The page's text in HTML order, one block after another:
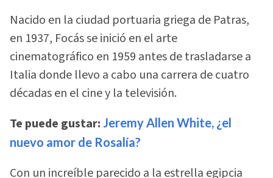
Nacido en la ciudad portuaria griega de Patras,
en 1937, Focás se inició en el arte
cinematográfico en 1959 antes de trasladarse a
Italia donde llevo a cabo una carrera de cuatro
décadas en el cine y la televisión.
Te puede gustar: Jeremy Allen White, ¿el
nuevo amor de Rosalía?
Con un increíble parecido a la estrella egipcia